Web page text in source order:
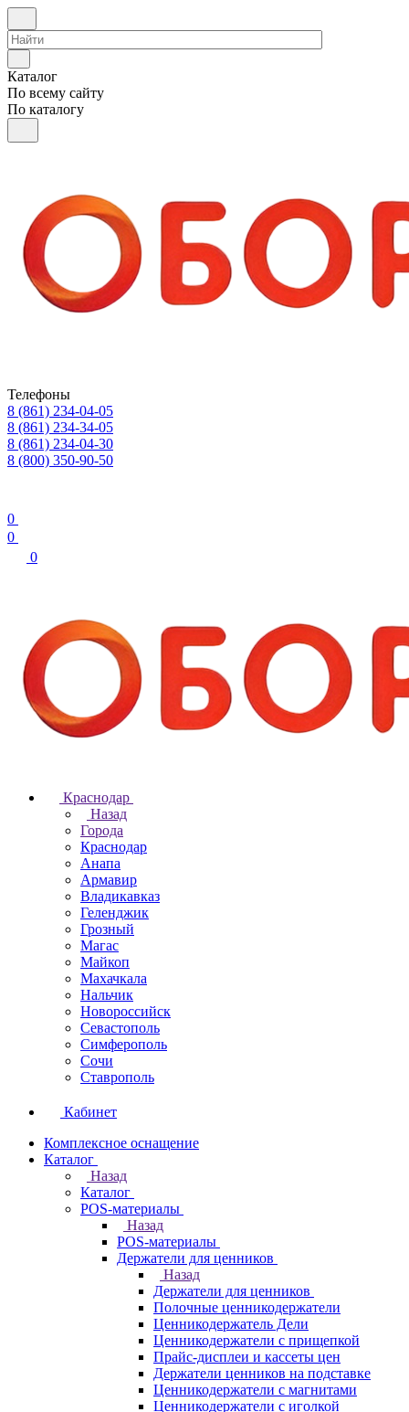
Каталог
По всему сайту
По каталогу
Телефоны
8 (861) 234-04-05
8 (861) 234-34-05
8 (861) 234-04-30
8 (800) 350-90-50
0
0
0
Краснодар
Назад
Города
Краснодар
Анапа
Армавир
Владикавказ
Геленджик
Грозный
Магас
Майкоп
Махачкала
Нальчик
Новороссийск
Севастополь
Симферополь
Сочи
Ставрополь
Кабинет
Комплексное оснащение
Каталог
Назад
Каталог
POS-материалы
Назад
POS-материалы
Держатели для ценников
Назад
Держатели для ценников
Полочные ценникодержатели
Ценникодержатель Дели
Ценникодержатели с прищепкой
Прайс-дисплеи и кассеты цен
Держатели ценников на подставке
Ценникодержатели с магнитами
Ценникодержатели с иголкой